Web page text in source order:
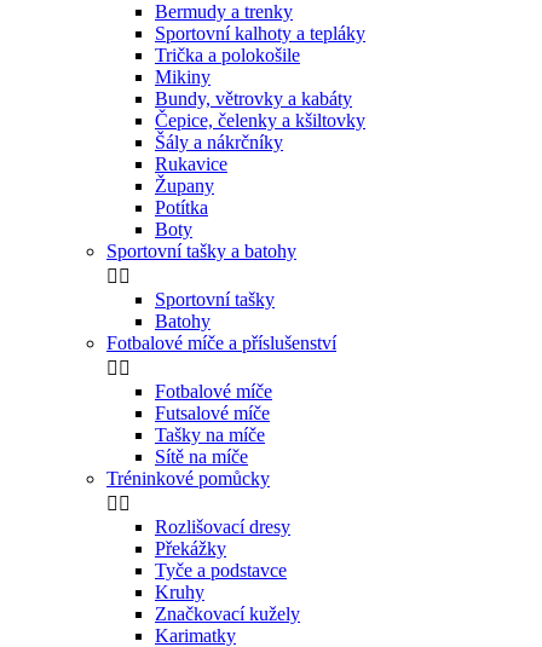
Bermudy a trenky
Sportovní kalhoty a tepláky
Trička a polokošile
Mikiny
Bundy, větrovky a kabáty
Čepice, čelenky a kšiltovky
Šály a nákrčníky
Rukavice
Župany
Potítka
Boty
Sportovní tašky a batohy
 
Sportovní tašky
Batohy
Fotbalové míče a příslušenství
 
Fotbalové míče
Futsalové míče
Tašky na míče
Sítě na míče
Tréninkové pomůcky
 
Rozlišovací dresy
Překážky
Tyče a podstavce
Kruhy
Značkovací kužely
Karimatky